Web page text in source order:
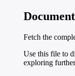
Fetch the
Use this file to
exploring